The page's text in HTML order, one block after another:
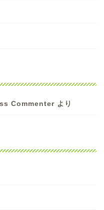
Commenter より